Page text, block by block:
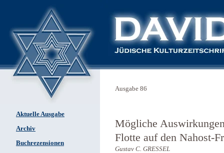
Aktuelle Ausgabe
Archiv
Buchrezensionen
Ausgabe 86
Mögliche
Flotte auf den Nahost-
Gustav C. GRESSEL